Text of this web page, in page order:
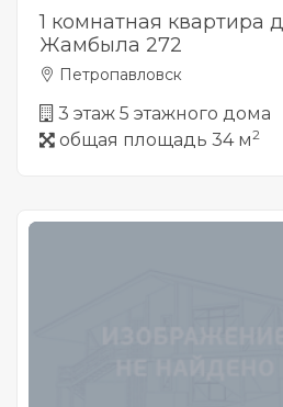
1 комнатная квартира
Жамбыла 272
Петропавловск
3 этаж 5 этажного дома
общая площадь 34 м2